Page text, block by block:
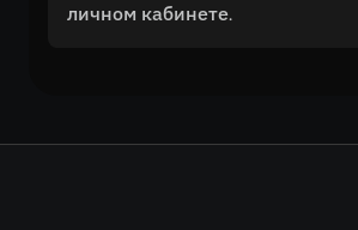
личном кабинете.